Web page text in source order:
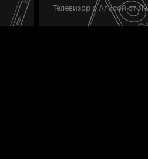
Телевизор с Алисой от